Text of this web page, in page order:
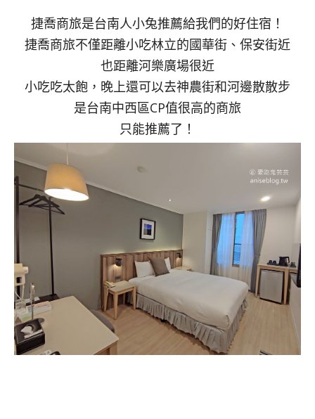
捷喬商旅是台南人小兔推薦給我們的好住宿！
捷喬商旅不僅距離小吃林立的國華街、保安街近
也距離河樂廣場很近
小吃吃太飽，晚上還可以去神農街和河邊散散步
是台南中西區CP值很高的商旅
只能推薦了！